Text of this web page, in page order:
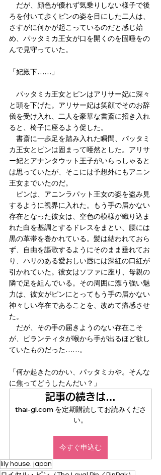
だが、顔色が優れず気乗りしない様子で後
ろを付いて歩くピンの姿を目にした二人は、
さすがに何かが起こっているのだと感じ始
め、パッタミカ王女が口を開くのを固唾をの
んで見守っていた。
「妃殿下……」
パッタミカ王女とピンはアリサー妃に深々
と頭を下げた。アリサー妃は笑顔でそのお辞
儀を受け入れ、二人を豪華な書斎に招き入れ
ると、椅子に座るよう促した。
書斎に一歩足を踏み入れた瞬間、パッタミ
カ王女とピンは固まって唖然とした。アリサ
ー妃とアナンタウット王子がいらっしゃると
は思っていたが、そこには予想外にもアニン
王女までいたのだ。
ピンは、アニンラパット王女の姿を盗み見
するように視界に入れた。もう手の届かない
存在となった彼女は、空色の模様が織り込ま
れた白を基調とするドレスをまとい、腰には
黒の革帯を巻かれている。髪は結われておら
ず、自由を謳歌するようにそのまま垂れてお
り、ハリのある愛おしい唇には深紅の口紅が
引かれていた。彼女はソファに座り、母親の
隣で足を組んでいる。その周囲に漂う強い魅
力は、彼女がピンにとってもう手の届かない
神々しい存在であることを、改めて痛感させ
た。
だが、その手の届きようのない存在こそ
が、ピランティタが喉から手が出るほど欲し
ていたものだった……。
「何か起きたのかい、パッタミカや。そんな
に焦ってどうしたんだい？」
記事の続きは…
thai-gl.com を定期購読してお読みくださ
い。
今すぐ申込む
lily house. japan